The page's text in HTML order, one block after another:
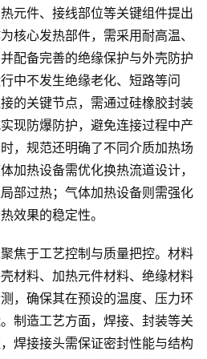
元件、接线部位等关键组件提出
核心发热部件，需采用耐高温、
配备完善的绝缘保护与外壳防护
中不发生绝缘老化、短路等问
的关键节点，需通过硅橡胶封装
现防爆防护，避免连接过程中产
，规范还明确了不同介质加热场
加热设备需优化换热流道设计，
部过热；气体加热设备则需强化
效果的稳定性。
焦于工艺控制与质量把控。材料
材料、加热元件材料、绝缘材料
，确保其在预设的温度、压力环
制造工艺方面，焊接、封装等关
焊接接头需保证密封性能与结构